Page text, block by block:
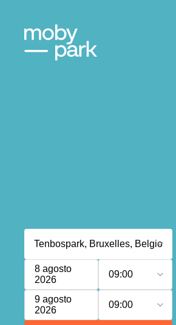
8 agosto
2026
09:00
9 agosto
2026
09:00